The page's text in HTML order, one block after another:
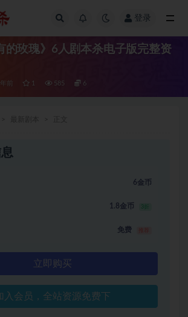
登录
的玫瑰》6人剧本杀电子版完整资
前 1 585 6
6金币
1.8金币 3折
免费
立即购买
入会员，全站资源免费下